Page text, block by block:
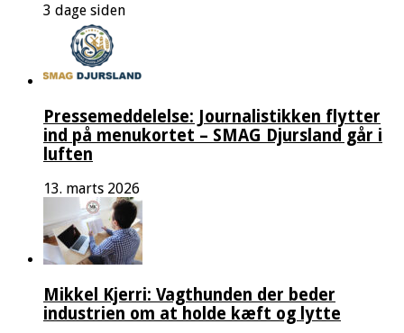
3 dage siden
Pressemeddelelse: Journalistikken flytter
ind på menukortet – SMAG Djursland går i
luften
13. marts 2026
Mikkel Kjerri: Vagthunden der beder
industrien om at holde kæft og lytte